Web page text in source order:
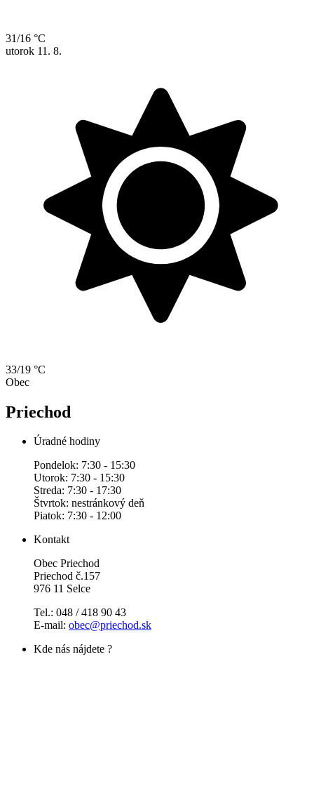
31/16 °C
utorok 11. 8.
33/19 °C
Obec
Priechod
Úradné hodiny
Pondelok: 7:30 - 15:30
Utorok: 7:30 - 15:30
Streda: 7:30 - 17:30
Štvrtok: nestránkový deň
Piatok: 7:30 - 12:00
Kontakt
Obec Priechod
Priechod č.157
976 11 Selce
Tel.: 048 / 418 90 43
E-mail: obec@priechod.sk
Kde nás nájdete ?